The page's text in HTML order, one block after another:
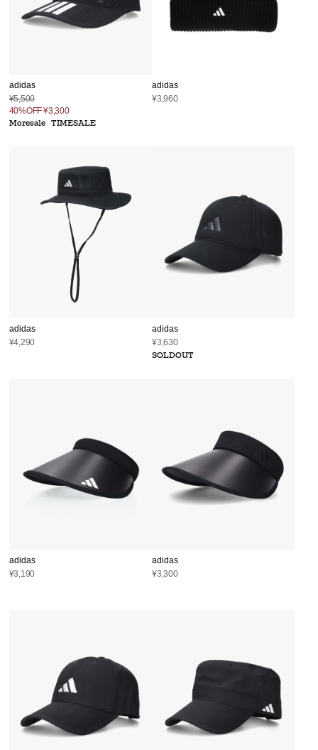
adidas
¥5,500
40%OFF¥3,300
Moresale
TIMESALE
adidas
¥3,960
adidas
¥4,290
adidas
¥3,630
SOLDOUT
adidas
¥3,190
adidas
¥3,300